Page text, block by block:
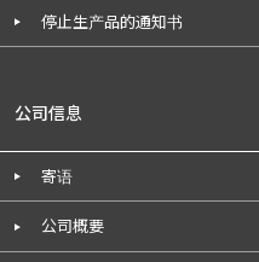
停止生产品的通知书
公司信息
寄语
公司概要